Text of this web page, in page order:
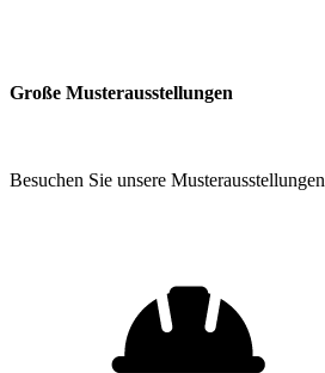
Große Musterausstellungen
Besuchen Sie unsere Musterausstellungen